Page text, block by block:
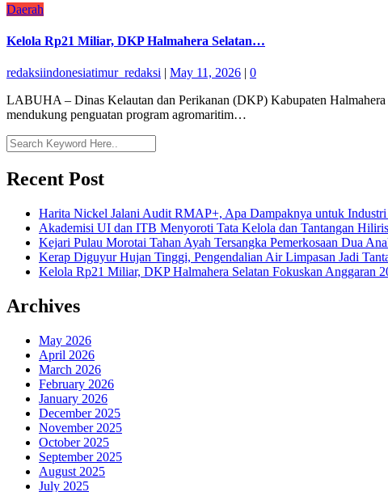
Daerah
Kelola Rp21 Miliar, DKP Halmahera Selatan…
redaksiindonesiatimur_redaksi | May 11, 2026 | 0
LABUHA – Dinas Kelautan dan Perikanan (DKP) Kabupaten Halmahera
mendukung penguatan program agromaritim…
Recent Post
Harita Nickel Jalani Audit RMAP+, Apa Dampaknya untuk
Akademisi UI dan ITB Menyoroti Tata Kelola dan Tantangan
Kejari Pulau Morotai Tahan Ayah Tersangka Pemerkosaan Dua
Kerap Diguyur Hujan Tinggi, Pengendalian Air Limpasan Jadi
Kelola Rp21 Miliar, DKP Halmahera Selatan Fokuskan Anggaran
Archives
May 2026
April 2026
March 2026
February 2026
January 2026
December 2025
November 2025
October 2025
September 2025
August 2025
July 2025